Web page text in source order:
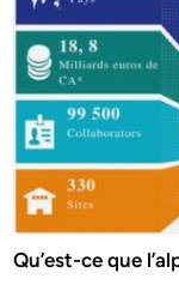
Qu’est-ce que